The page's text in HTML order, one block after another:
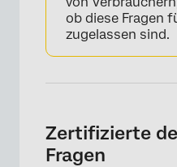
ob diese Fragen
zugelassen sind.
Zertifizierte
Fragen